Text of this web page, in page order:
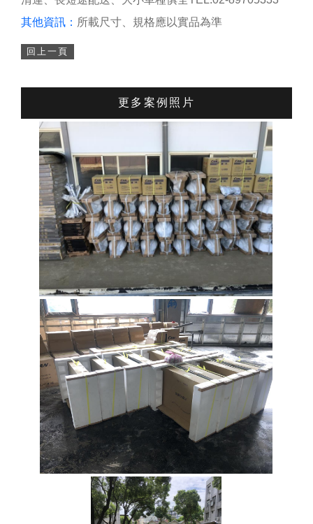
其他資訊： 所載尺寸、規格應以實品為準
回上一頁
更多案例照片